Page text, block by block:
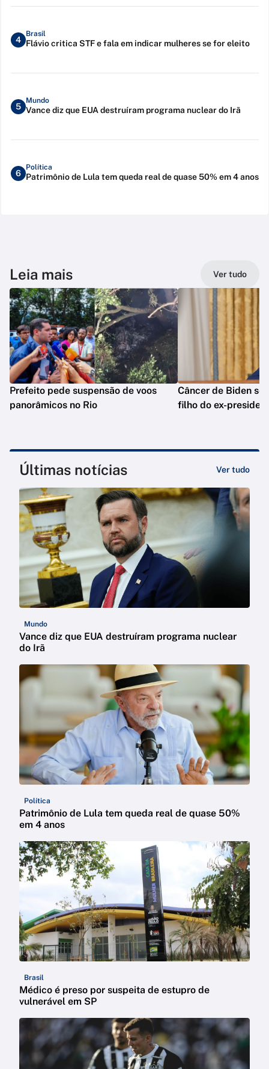
4
Brasil
Flávio critica STF e fala em indicar mulheres se for eleito
5
Mundo
Vance diz que EUA destruíram programa nuclear do Irã
6
Política
Patrimônio de Lula tem queda real de quase 50% em 4 anos
Leia mais Ver tudo
Prefeito pede suspensão de voos
panorâmicos no Rio
Câncer de Biden se
filho do ex-
Últimas notícias Ver tudo
Mundo
Vance diz que EUA destruíram programa nuclear
do Irã
Política
Patrimônio de Lula tem queda real de quase 50%
em 4 anos
Brasil
Médico é preso por suspeita de estupro de
vulnerável em SP